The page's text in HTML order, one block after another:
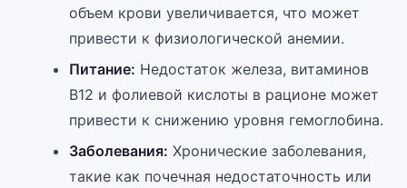
объем крови увеличивается, что может
привести к физиологической анемии.
Питание: Недостаток железа, витаминов
B12 и фолиевой кислоты в рационе может
привести к снижению уровня гемоглобина.
Заболевания: Хронические заболевания,
такие как почечная недостаточность или